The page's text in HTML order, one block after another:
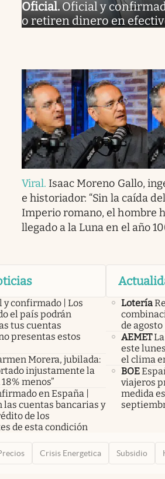
Oficial. Oficial y
o retiren dinero en
Viral. Isaac Moreno Gallo,
e historiador: “Sin la caída del
Imperio romano, el hombre
llegado a la Luna en el año
y confirmado | Los
el país podrán
tus cuentas
presentas estos
Morera, jubilada:
injustamente la
menos”
en España |
las cuentas bancarias y
de los
de esta condición
Lotería
de agosto
AEMET
este
el clima
BOE
viajeros
medida
Crisis Energetica Subsidio